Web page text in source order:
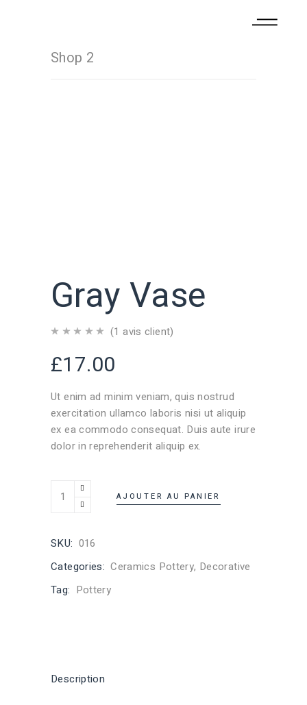
Shop 2
Gray Vase
(1 avis client)
£17.00
Ut enim ad minim veniam, quis nostrud
exercitation ullamco laboris nisi ut aliquip
ex ea commodo consequat. Duis aute irure
dolor in reprehenderit aliquip ex.
AJOUTER AU PANIER
SKU: 016
Categories: Ceramics Pottery, Decorative
Tag: Pottery
Description